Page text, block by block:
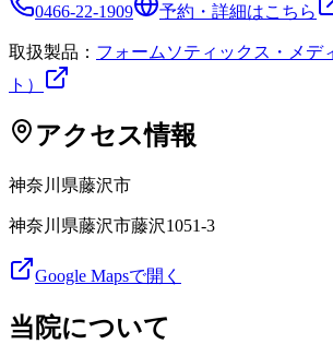
0466-22-1909 予約・詳細はこちら
取扱製品： フォームソティックス・メデ
ト）
アクセス情報
神奈川県藤沢市
神奈川県藤沢市藤沢1051-3
Google Mapsで開く
当院について